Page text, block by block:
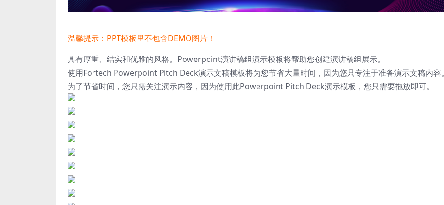
温馨提示：PPT模板里不包含DEMO图片！
具有厚重、结实和优雅的风格。Powerpoint演讲稿组演示模板将帮助您创建演讲稿组展示。
使用Fortech Powerpoint Pitch Deck演示文稿模板将为您节省大量时间，因为您只专注于准备演示文稿内容。
为了节省时间，您只需关注演示内容，因为使用此Powerpoint Pitch Deck演示模板，您只需要拖放即可。